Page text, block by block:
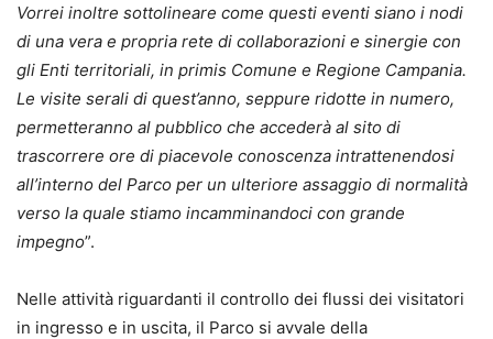
Vorrei inoltre sottolineare come questi eventi siano i nodi
di una vera e propria rete di collaborazioni e sinergie con
gli Enti territoriali, in primis Comune e Regione Campania.
Le visite serali di quest’anno, seppure ridotte in numero,
permetteranno al pubblico che accederà al sito di
trascorrere ore di piacevole conoscenza intrattenendosi
all’interno del Parco per un ulteriore assaggio di normalità
verso la quale stiamo incamminandoci con grande
impegno”.
Nelle attività riguardanti il controllo dei flussi dei visitatori
in ingresso e in uscita, il Parco si avvale della